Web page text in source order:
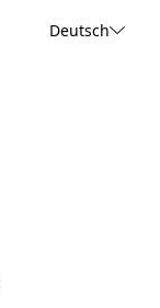
Deutsch